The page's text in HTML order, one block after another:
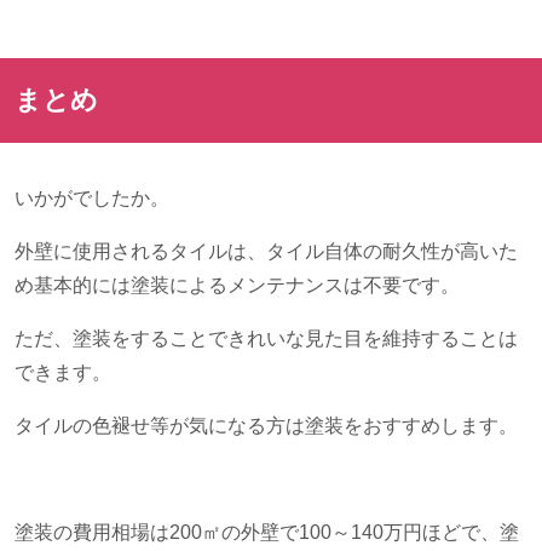
まとめ
いかがでしたか。
外壁に使用されるタイルは、タイル自体の耐久性が高いた
め基本的には塗装によるメンテナンスは不要です。
ただ、塗装をすることできれいな見た目を維持することは
できます。
タイルの色褪せ等が気になる方は塗装をおすすめします。
塗装の費用相場は200㎡の外壁で100～ 140万円ほどで、塗